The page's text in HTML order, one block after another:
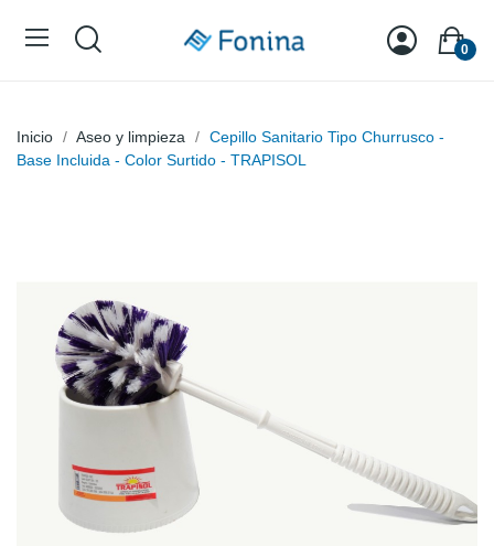
0
Inicio Aseo y limpieza
Cepillo Sanitario Tipo Churrusco -
Base Incluida - Color Surtido - TRAPISOL